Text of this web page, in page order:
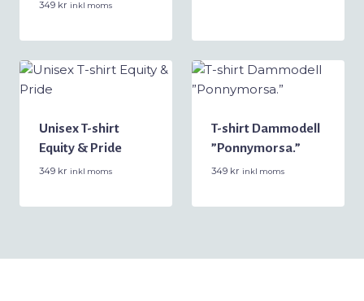
349 kr inkl moms
Unisex T-shirt
Equity & Pride
349 kr inkl moms
T-shirt Dammodell
”Ponnymorsa.”
349 kr inkl moms